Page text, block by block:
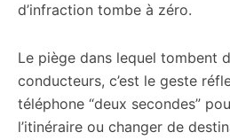
d’infraction tombe à zéro.
Le piège dans lequel tombent
conducteurs, c’est le geste
téléphone “deux secondes”
l’itinéraire ou changer de